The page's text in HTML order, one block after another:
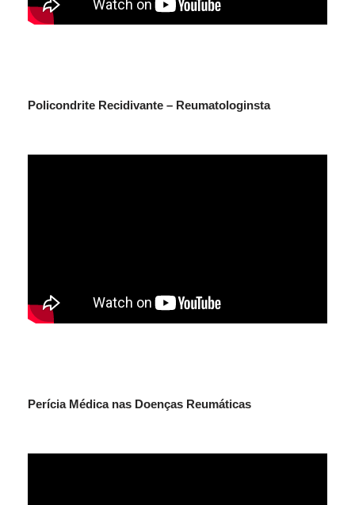
Policondrite Recidivante – Reumatologinsta
Perícia Médica nas Doenças Reumáticas